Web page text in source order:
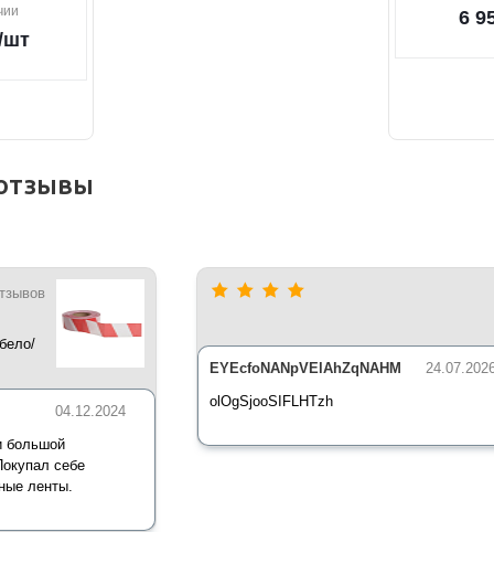
шт
6
04.12.2024
большой
себе
ленты.
EYEcfoNANpVElAhZqNAHM
olOgSjooSIFLHTzh